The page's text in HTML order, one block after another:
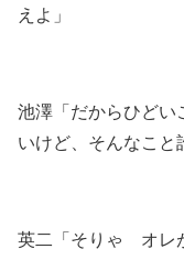
えよ」
池澤「だからひどい
いけど、そんなこと
英二「そりゃ オレ